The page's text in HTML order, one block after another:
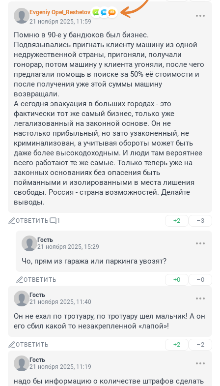
Evgeniy Opel_Reshetov
21 ноября 2025, 11:59
Помню в 90-е у бандюков был бизнес.
Подвязывались пригнать клиенту машину из одной
недружественной страны, пригоняли, получали
гонорар, потом машину у клиента угоняли, после чего
предлагали помощь в поиске за 50% её стоимости и
после получения уже этой суммы машину
возвращали.
А сегодня эвакуация в больших городах - это
фактически тот же самый бизнес, только уже
легализованный на законной основе. Он не
настолько прибыльный, но зато узаконенный, не
криминализован, а учитывая обороты может быть
даже более высокодоходным. И люди там вероятнее
всего работают те же самые. Только теперь уже на
законных основаниях без опасения быть
пойманными и изолированными в места лишения
свободы. Россия - страна возможностей. Делайте
выводы.
ОТВЕТИТЬ 1 +2 –3
Гость
21 ноября 2025, 15:29
Чо, прям из гаража или паркинга увозят?
ОТВЕТИТЬ +0 –0
Гость
21 ноября 2025, 11:40
Он не ехал по тротуару, по тротуару шел мальчик! А он
его сбил какой то незакрепленной «лапой»!
ОТВЕТИТЬ +2 –2
Гость
21 ноября 2025, 11:19
надо бы информацию о количестве штрафов сделать